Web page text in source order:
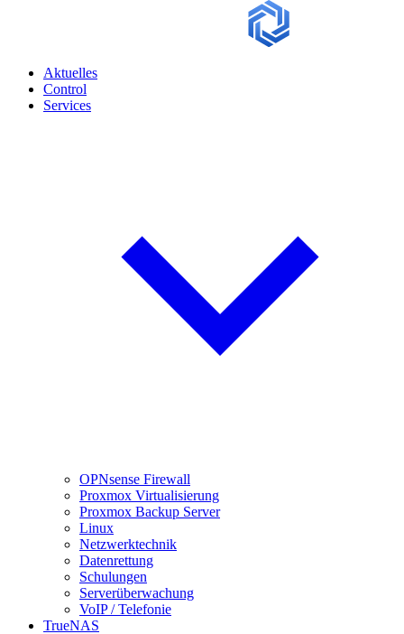
Aktuelles
Control
Services
OPNsense Firewall
Proxmox Virtualisierung
Proxmox Backup Server
Linux
Netzwerktechnik
Datenrettung
Schulungen
Serverüberwachung
VoIP / Telefonie
TrueNAS